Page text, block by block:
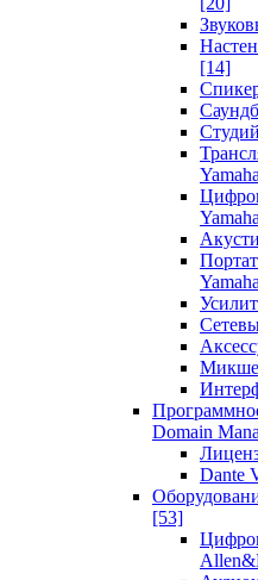
[14]
Yamaha
Yamaha
Yamaha
Domain
Dante
[53]